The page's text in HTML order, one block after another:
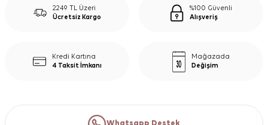
2249 TL Üzeri
Ücretsiz Kargo
%100 Güvenli
Alışveriş
Kredi Kartına
4 Taksit İmkanı
Mağazada
Değişim